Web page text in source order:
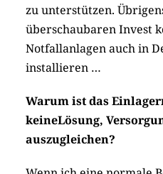
zu unterstützen.
überschaubaren Invest
Notfallanlagen auch in
installieren …
Warum ist das
keineLösung,
auszugleichen?